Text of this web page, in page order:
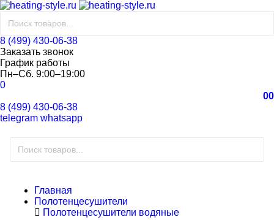
8 (499) 430-06-38
Заказать звонок
График работы
Пн–Сб. 9:00–19:00
0
00
8 (499) 430-06-38
telegram whatsapp
Главная
Полотенцесушители
Полотенцесушители водяные